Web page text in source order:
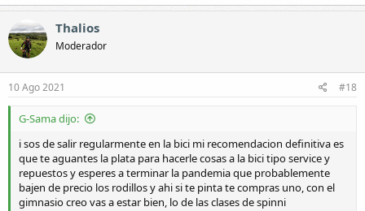
Thalios
Moderador
10 Ago 2021 #18
G-Sama dijo:
i sos de salir regularmente en la bici mi recomendacion definitiva es
que te aguantes la plata para hacerle cosas a la bici tipo service y
repuestos y esperes a terminar la pandemia que probablemente
bajen de precio los rodillos y ahi si te pinta te compras uno, con el
gimnasio creo vas a estar bien, lo de las clases de spinni